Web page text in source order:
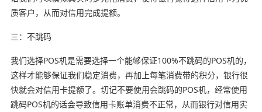
质客户，从而对信用完成提额。
三：不跳码
我们选择POS机是需要选择一个能够保证100%不跳码的POS机的，
这样才能够保证我们稳定消费，再加上每笔消费带的积分，银行很
快就会对信用卡提额了。切记不要使用会跳码的POS机，经常使用
跳码POS机的话会导致信用卡账单消费不正常，从而银行对信用实